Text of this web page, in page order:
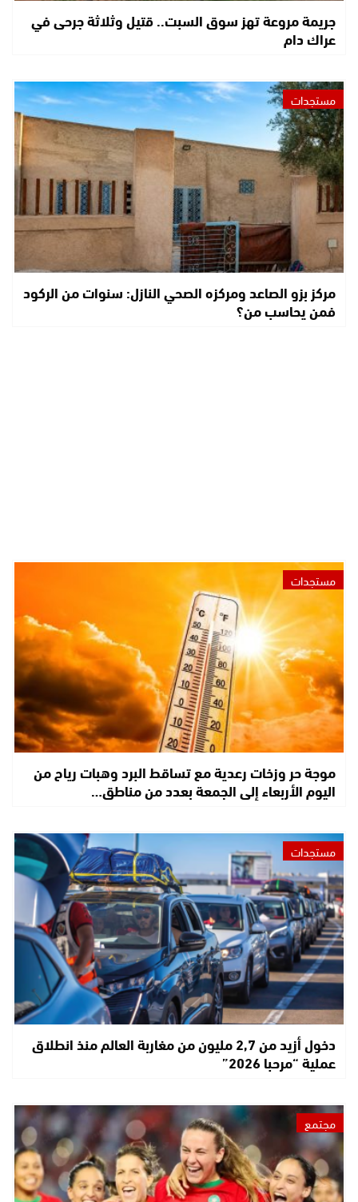
جريمة مروعة تهز سوق السبت.. قتيل وثلاثة جرحى في
عراك دام
مستجدات
مركز بزو الصاعد ومركزه الصحي النازل: سنوات من الركود
فمن يحاسب من؟
مستجدات
موجة حر وزخات رعدية مع تساقط البرد وهبات رياح من
اليوم الأربعاء إلى الجمعة بعدد من مناطق…
مستجدات
دخول أزيد من 2,7 مليون من مغاربة العالم منذ انطلاق
عملية “مرحبا 2026”
مجتمع